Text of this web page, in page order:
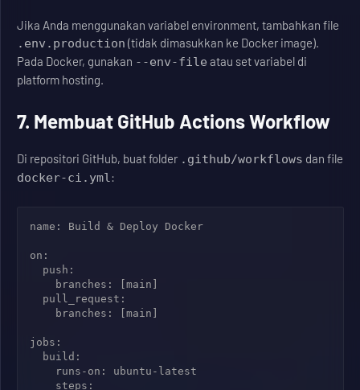
Jika Anda menggunakan variabel environment, tambahkan file
.env.production (tidak dimasukkan ke Docker image).
Pada Docker, gunakan --env-file atau set variabel di
platform hosting.
7. Membuat GitHub Actions Workflow
Di repositori GitHub, buat folder .github/workflows dan file
docker-ci.yml:
name: Build & Deploy Docker
on:
jobs: